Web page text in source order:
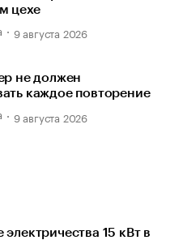
цехе
9 августа 2026
не должен
каждое повторение
9 августа 2026
15 кВт в